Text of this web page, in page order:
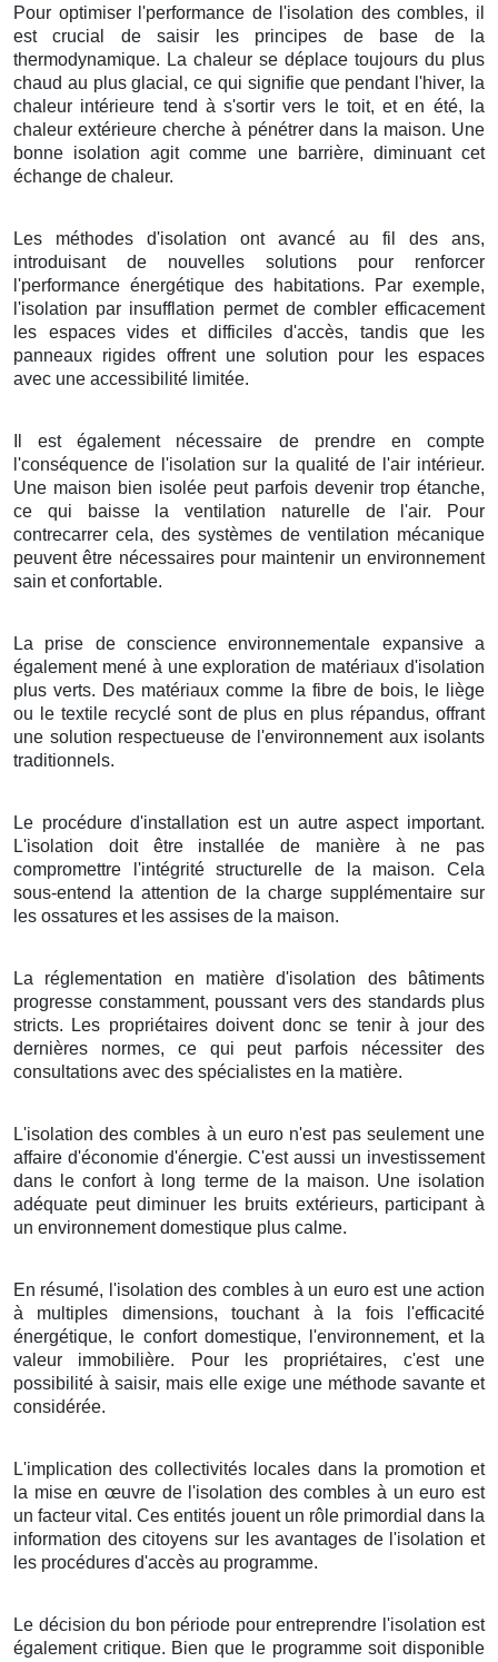
Pour optimiser l'performance de l'isolation des combles, il
est crucial de saisir les principes de base de la
thermodynamique. La chaleur se déplace toujours du plus
chaud au plus glacial, ce qui signifie que pendant l'hiver, la
chaleur intérieure tend à s'sortir vers le toit, et en été, la
chaleur extérieure cherche à pénétrer dans la maison. Une
bonne isolation agit comme une barrière, diminuant cet
échange de chaleur.
Les méthodes d'isolation ont avancé au fil des ans,
introduisant de nouvelles solutions pour renforcer
l'performance énergétique des habitations. Par exemple,
l'isolation par insufflation permet de combler efficacement
les espaces vides et difficiles d'accès, tandis que les
panneaux rigides offrent une solution pour les espaces
avec une accessibilité limitée.
Il est également nécessaire de prendre en compte
l'conséquence de l'isolation sur la qualité de l'air intérieur.
Une maison bien isolée peut parfois devenir trop étanche,
ce qui baisse la ventilation naturelle de l'air. Pour
contrecarrer cela, des systèmes de ventilation mécanique
peuvent être nécessaires pour maintenir un environnement
sain et confortable.
La prise de conscience environnementale expansive a
également mené à une exploration de matériaux d'isolation
plus verts. Des matériaux comme la fibre de bois, le liège
ou le textile recyclé sont de plus en plus répandus, offrant
une solution respectueuse de l'environnement aux isolants
traditionnels.
Le procédure d'installation est un autre aspect important.
L'isolation doit être installée de manière à ne pas
compromettre l'intégrité structurelle de la maison. Cela
sous-entend la attention de la charge supplémentaire sur
les ossatures et les assises de la maison.
La réglementation en matière d'isolation des bâtiments
progresse constamment, poussant vers des standards plus
stricts. Les propriétaires doivent donc se tenir à jour des
dernières normes, ce qui peut parfois nécessiter des
consultations avec des spécialistes en la matière.
L'isolation des combles à un euro n'est pas seulement une
affaire d'économie d'énergie. C'est aussi un investissement
dans le confort à long terme de la maison. Une isolation
adéquate peut diminuer les bruits extérieurs, participant à
un environnement domestique plus calme.
En résumé, l'isolation des combles à un euro est une action
à multiples dimensions, touchant à la fois l'efficacité
énergétique, le confort domestique, l'environnement, et la
valeur immobilière. Pour les propriétaires, c'est une
possibilité à saisir, mais elle exige une méthode savante et
considérée.
L'implication des collectivités locales dans la promotion et
la mise en œuvre de l'isolation des combles à un euro est
un facteur vital. Ces entités jouent un rôle primordial dans la
information des citoyens sur les avantages de l'isolation et
les procédures d'accès au programme.
Le décision du bon période pour entreprendre l'isolation est
également critique. Bien que le programme soit disponible